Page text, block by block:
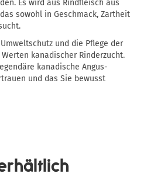
Es wird aus Rindfleisch aus
sowohl in Geschmack, Zartheit
und die Pflege der
kanadischer Rinderzucht.
kanadische Angus-
und das Sie bewusst